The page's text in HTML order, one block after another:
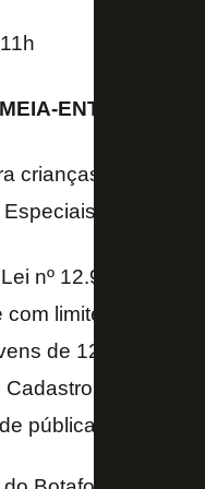
ENTRADA
crianças
nº 12.933, de 26
com limite de 40%
de 12 a 21
Único
pública municipal